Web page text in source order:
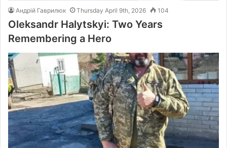
Андрій Гаврилюк Thursday April 9th, 2026 104
Oleksandr Halytskyi: Two Years
Remembering a Hero